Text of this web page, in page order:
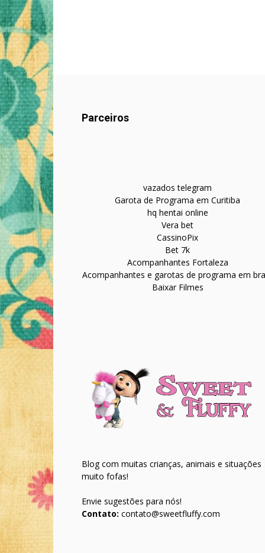
Parceiros
vazados telegram
Garota de Programa em Curitiba
hq hentai online
Vera bet
CassinoPix
Bet 7k
Acompanhantes Fortaleza
Acompanhantes e garotas de programa em
Baixar Filmes
Blog com muitas crianças, animais e situações
muito fofas!
Envie sugestões para nós!
Contato: contato@sweetfluffy.com